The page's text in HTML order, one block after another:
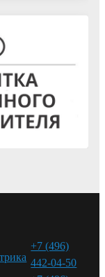
+7 (496)
442-04-50